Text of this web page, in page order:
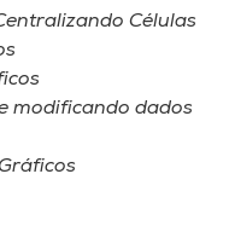
Células
modificando dados